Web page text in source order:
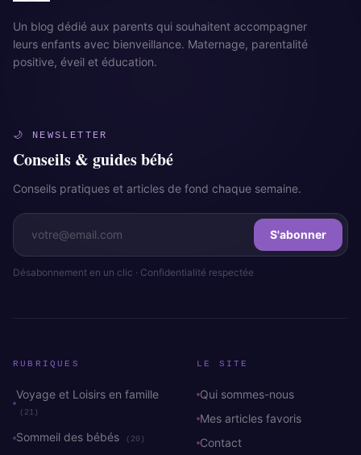
Un blog dédié aux parents qui souhaitent accompagner
leurs enfants avec bienveillance. Maternage, parentalité
positive, éveil et éducation.
🌙 NEWSLETTER
Conseils & guides bébé
Conseils pratiques et articles de fond chaque semaine.
S'abonner
Désabonnement en un clic · Confidentialité respectée
RUBRIQUES
Voyage et Loisirs en famille
(21)
Sommeil des bébés (20)
LE SITE
Qui sommes-nous
Mes articles favoris
Contact